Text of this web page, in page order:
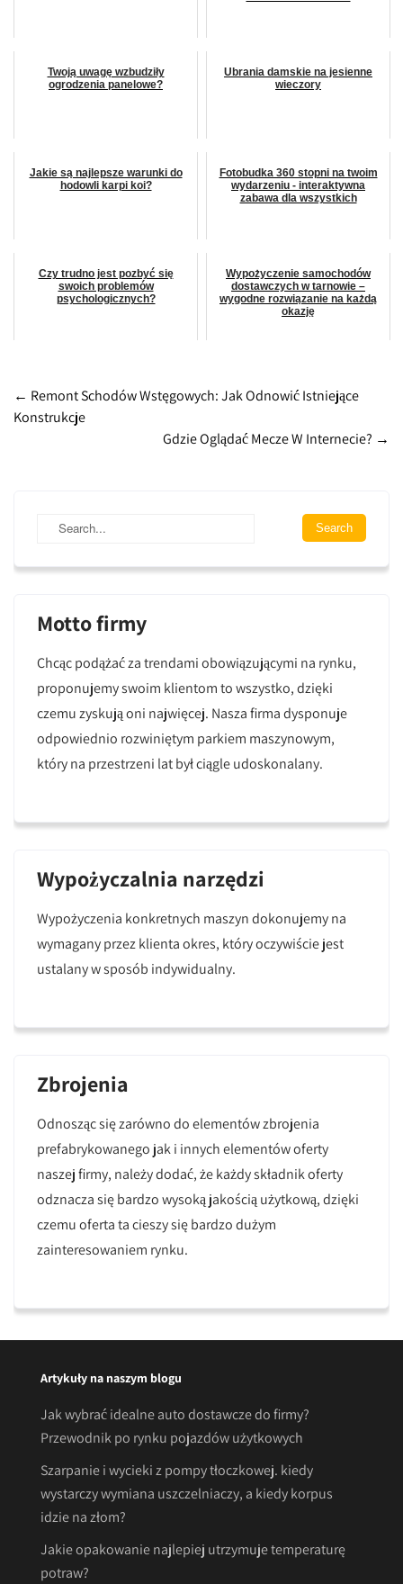
Twoją uwagę wzbudziły
ogrodzenia panelowe?
Ubrania damskie na jesienne
wieczory
Jakie są najlepsze warunki do
hodowli karpi koi?
Fotobudka 360 stopni na twoim
wydarzeniu - interaktywna
zabawa dla wszystkich
Czy trudno jest pozbyć się
swoich problemów
psychologicznych?
Wypożyczenie samochodów
dostawczych w tarnowie –
wygodne rozwiązanie na każdą
okazję
Post
navigation
← Remont Schodów Wstęgowych: Jak Odnowić Istniejące
Konstrukcje
Gdzie Oglądać Mecze W Internecie? →
Motto firmy
Chcąc podążać za trendami obowiązującymi na rynku,
proponujemy swoim klientom to wszystko, dzięki
czemu zyskują oni najwięcej. Nasza firma dysponuje
odpowiednio rozwiniętym parkiem maszynowym,
który na przestrzeni lat był ciągle udoskonalany.
Wypożyczalnia narzędzi
Wypożyczenia konkretnych maszyn dokonujemy na
wymagany przez klienta okres, który oczywiście jest
ustalany w sposób indywidualny.
Zbrojenia
Odnosząc się zarówno do elementów zbrojenia
prefabrykowanego jak i innych elementów oferty
naszej firmy, należy dodać, że każdy składnik oferty
odznacza się bardzo wysoką jakością użytkową, dzięki
czemu oferta ta cieszy się bardzo dużym
zainteresowaniem rynku.
Artykuły na naszym blogu
Jak wybrać idealne auto dostawcze do firmy?
Przewodnik po rynku pojazdów użytkowych
Szarpanie i wycieki z pompy tłoczkowej. kiedy
wystarczy wymiana uszczelniaczy, a kiedy korpus
idzie na złom?
Jakie opakowanie najlepiej utrzymuje temperaturę
potraw?